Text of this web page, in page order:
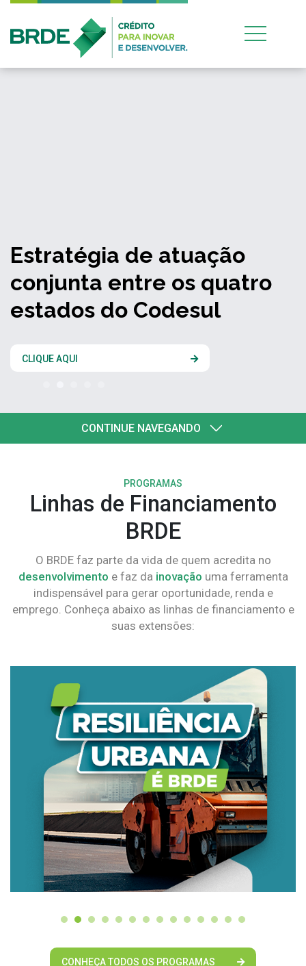
Estratégia de atuação
conjunta entre os quatro
estados do Codesul
CLIQUE AQUI
CONTINUE NAVEGANDO
PROGRAMAS
Linhas de Financiamento
BRDE
O BRDE faz parte da vida de quem acredita no
desenvolvimento e faz da inovação uma ferramenta
indispensável para gerar oportunidade, renda e
emprego. Conheça abaixo as linhas de financiamento e
suas extensões:
CONHEÇA TODOS OS PROGRAMAS